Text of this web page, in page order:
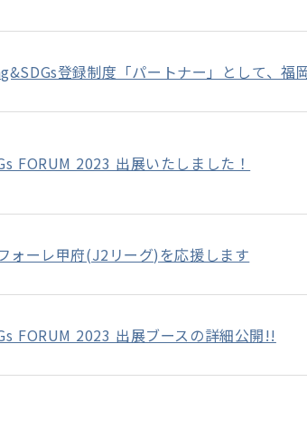
登録制度「パートナー」として、福
FORUM 2023 出展いたしました！
ォーレ甲府(J2リーグ)を応援します
FORUM 2023 出展ブースの詳細公開!!